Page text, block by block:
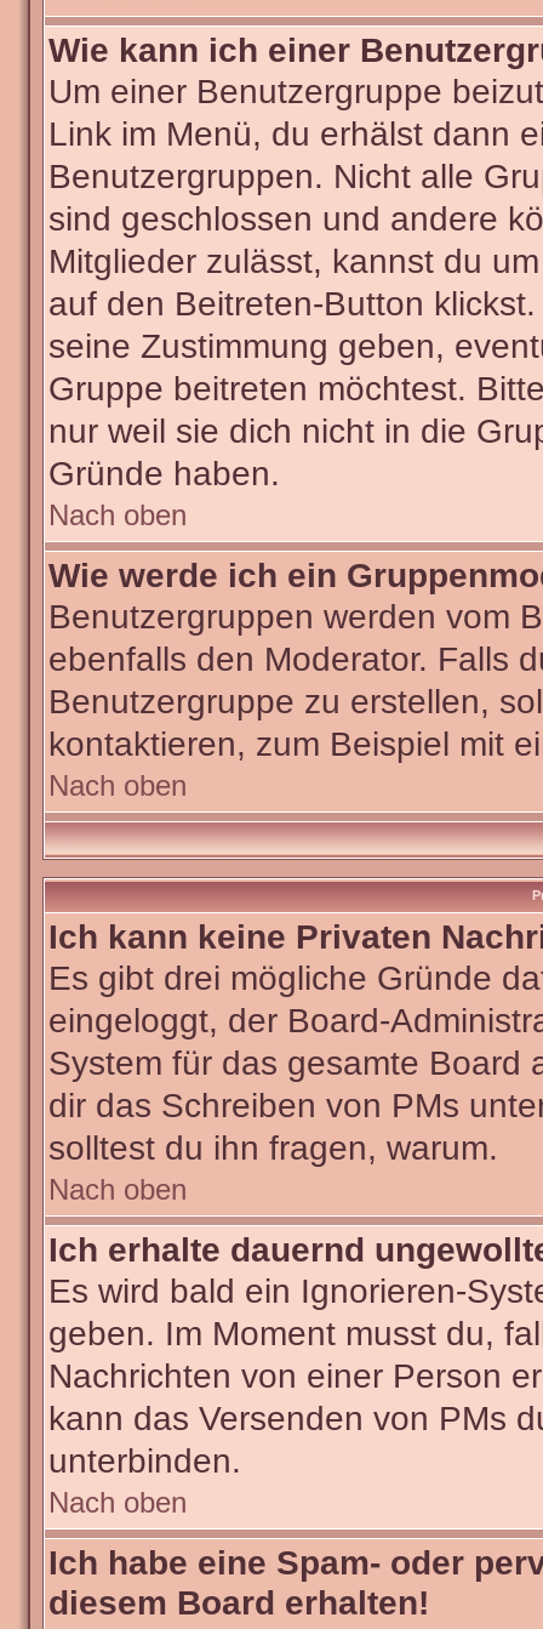
Wie kann ich einer
Um einer Benutzergruppe
Link im Menü, du erhälst dann
Benutzergruppen. Nicht alle
sind geschlossen und andere
Mitglieder zulässt, kannst du
auf den Beitreten-Button
seine Zustimmung geben,
Gruppe beitreten möchtest.
nur weil sie dich nicht in die
Gründe haben.
Nach oben
Wie werde ich ein
Benutzergruppen werden vom
ebenfalls den Moderator. Falls
Benutzergruppe zu erstellen,
kontaktieren, zum Beispiel mit
Nach oben
Ich kann keine Privaten
Es gibt drei mögliche Gründe
eingeloggt, der Board-
System für das gesamte Board
dir das Schreiben von PMs
solltest du ihn fragen, warum.
Nach oben
Ich erhalte dauernd
Es wird bald ein Ignorieren-
geben. Im Moment musst du,
Nachrichten von einer Person
kann das Versenden von PMs
unterbinden.
Nach oben
Ich habe eine Spam- oder
diesem Board erhalten!